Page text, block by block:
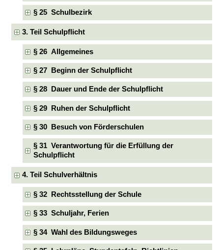
§ 25 Schulbezirk
3. Teil Schulpflicht
§ 26 Allgemeines
§ 27 Beginn der Schulpflicht
§ 28 Dauer und Ende der Schulpflicht
§ 29 Ruhen der Schulpflicht
§ 30 Besuch von Förderschulen
§ 31 Verantwortung für die Erfüllung der
Schulpflicht
4. Teil Schulverhältnis
§ 32 Rechtsstellung der Schule
§ 33 Schuljahr, Ferien
§ 34 Wahl des Bildungsweges